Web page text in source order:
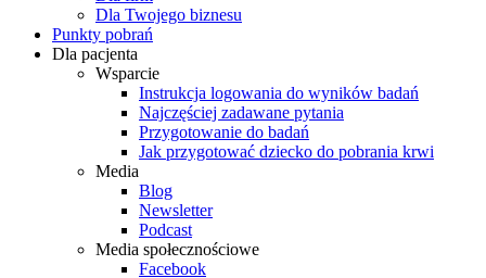
Dla Twojego biznesu
Punkty pobrań
Dla pacjenta
Wsparcie
Instrukcja logowania do wyników badań
Najczęściej zadawane pytania
Przygotowanie do badań
Jak przygotować dziecko do pobrania krwi
Media
Blog
Newsletter
Podcast
Media społecznościowe
Facebook